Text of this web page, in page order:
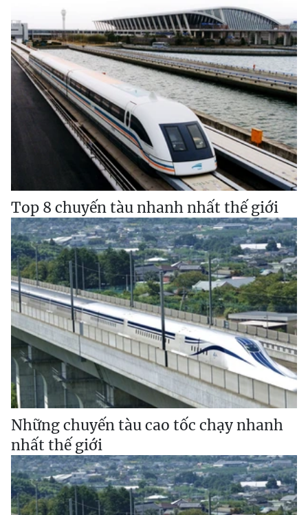
Top 8 chuyến tàu nhanh nhất thế giới
Những chuyến tàu cao tốc chạy nhanh
nhất thế giới